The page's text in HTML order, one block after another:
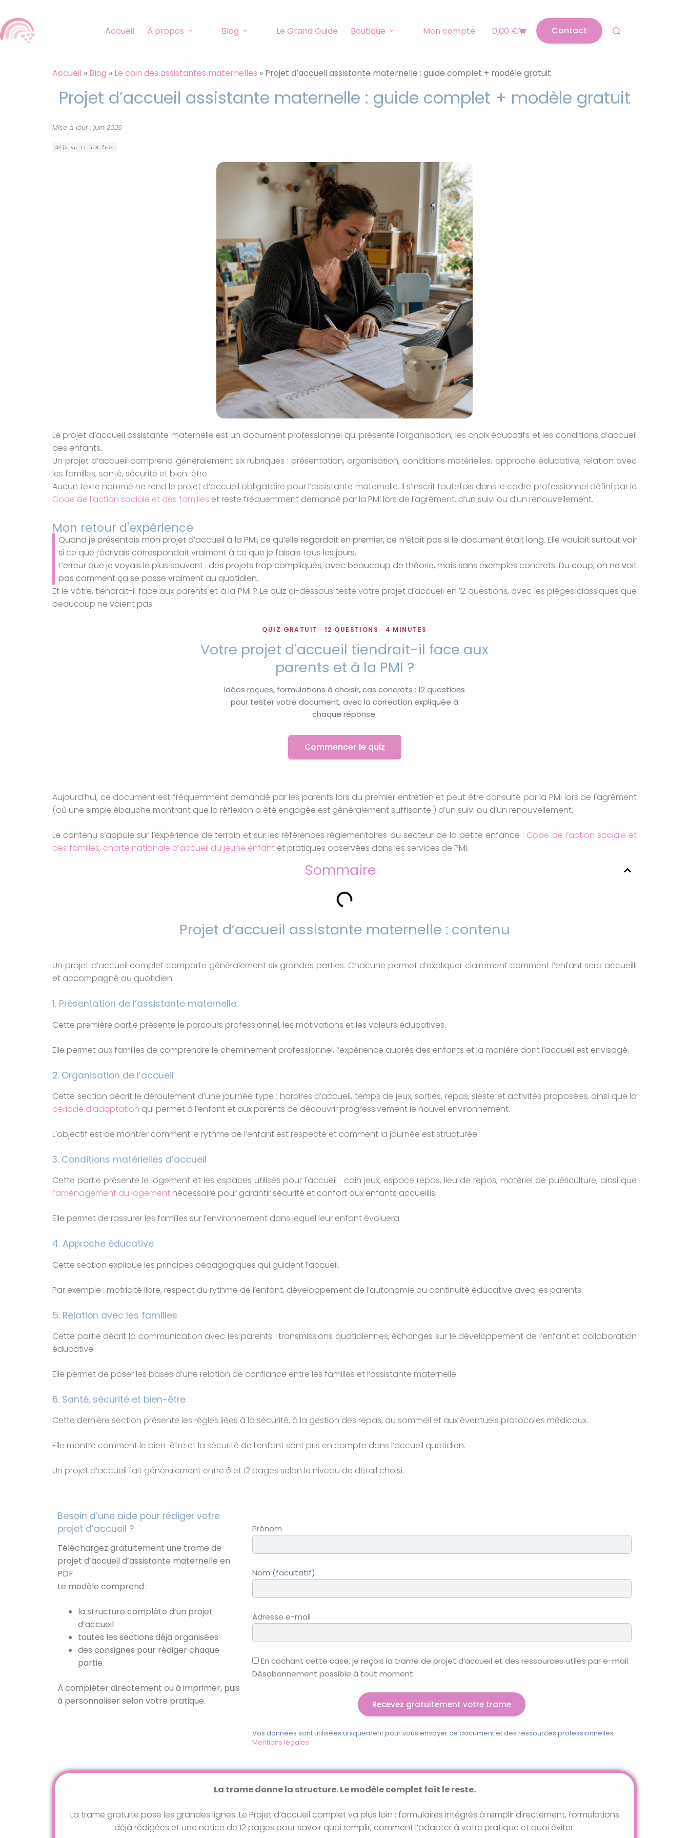
Accueil À propos Blog Le Grand Guide Boutique Mon compte 0,00 € Contact
Accueil » Blog » Le coin des assistantes maternelles » Projet d’accueil assistante maternelle : guide complet + modèle gratuit
Projet d’accueil assistante maternelle : guide complet + modèle gratuit
Mise à jour : juin 2026
Déjà vu 11 513 fois
Le projet d’accueil assistante maternelle est un document professionnel qui présente l’organisation, les choix éducatifs et les conditions d’accueil
des enfants.
Un projet d’accueil comprend généralement six rubriques : présentation, organisation, conditions matérielles, approche éducative, relation avec
les familles, santé, sécurité et bien-être.
Aucun texte nommé ne rend le projet d’accueil obligatoire pour l’assistante maternelle. Il s’inscrit toutefois dans le cadre professionnel défini par le
Code de l’action sociale et des familles et reste fréquemment demandé par la PMI lors de l’agrément, d’un suivi ou d’un renouvellement.
Mon retour d'expérience
Quand je présentais mon projet d’accueil à la PMI, ce qu’elle regardait en premier, ce n’était pas si le document était long. Elle voulait surtout voir
si ce que j’écrivais correspondait vraiment à ce que je faisais tous les jours.
L’erreur que je voyais le plus souvent : des projets trop compliqués, avec beaucoup de théorie, mais sans exemples concrets. Du coup, on ne voit
pas comment ça se passe vraiment au quotidien.
Et le vôtre, tiendrait-il face aux parents et à la PMI ? Le quiz ci-dessous teste votre projet d’accueil en 12 questions, avec les pièges classiques que
beaucoup ne voient pas.
QUIZ GRATUIT · 12 QUESTIONS · 4 MINUTES
Votre projet d'accueil tiendrait-il face aux
parents et à la PMI ?
Idées reçues, formulations à choisir, cas concrets : 12 questions
pour tester votre document, avec la correction expliquée à
chaque réponse.
Commencer le quiz
Aujourd’hui, ce document est fréquemment demandé par les parents lors du premier entretien et peut être consulté par la PMI lors de l’agrément
(où une simple ébauche montrant que la réflexion a été engagée est généralement suffisante ) d’un suivi ou d’un renouvellement.
Le contenu s’appuie sur l’expérience de terrain et sur les références réglementaires du secteur de la petite enfance : Code de l’action sociale et
des familles, charte nationale d’accueil du jeune enfant et pratiques observées dans les services de PMI.
Sommaire
Projet d’accueil assistante maternelle : contenu
Un projet d’accueil complet comporte généralement six grandes parties. Chacune permet d’expliquer clairement comment l’enfant sera accueilli
et accompagné au quotidien.
1. Présentation de l’assistante maternelle
Cette première partie présente le parcours professionnel, les motivations et les valeurs éducatives.
Elle permet aux familles de comprendre le cheminement professionnel, l’expérience auprès des enfants et la manière dont l’accueil est envisagé.
2. Organisation de l’accueil
Cette section décrit le déroulement d’une journée type : horaires d’accueil, temps de jeux, sorties, repas, sieste et activités proposées, ainsi que la
période d’adaptation qui permet à l’enfant et aux parents de découvrir progressivement le nouvel environnement.
L’objectif est de montrer comment le rythme de l’enfant est respecté et comment la journée est structurée.
3. Conditions matérielles d’accueil
Cette partie présente le logement et les espaces utilisés pour l’accueil : coin jeux, espace repas, lieu de repos, matériel de puériculture, ainsi que
l’aménagement du logement nécessaire pour garantir sécurité et confort aux enfants accueillis.
Elle permet de rassurer les familles sur l’environnement dans lequel leur enfant évoluera.
4. Approche éducative
Cette section explique les principes pédagogiques qui guident l’accueil.
Par exemple : motricité libre, respect du rythme de l’enfant, développement de l’autonomie ou continuité éducative avec les parents.
5. Relation avec les familles
Cette partie décrit la communication avec les parents : transmissions quotidiennes, échanges sur le développement de l’enfant et collaboration
éducative.
Elle permet de poser les bases d’une relation de confiance entre les familles et l’assistante maternelle.
6. Santé, sécurité et bien-être
Cette dernière section présente les règles liées à la sécurité, à la gestion des repas, au sommeil et aux éventuels protocoles médicaux.
Elle montre comment le bien-être et la sécurité de l’enfant sont pris en compte dans l’accueil quotidien.
Un projet d’accueil fait généralement entre 6 et 12 pages selon le niveau de détail choisi.
Besoin d’une aide pour rédiger votre
projet d’accueil ?
Téléchargez gratuitement une trame de
projet d’accueil d’assistante maternelle en
PDF.
Le modèle comprend :
la structure complète d’un projet
d’accueil
toutes les sections déjà organisées
des consignes pour rédiger chaque
partie
À compléter directement ou à imprimer, puis
à personnaliser selon votre pratique.
Prénom
Nom (facultatif)
Adresse e-mail
En cochant cette case, je reçois la trame de projet d’accueil et des ressources utiles par e-mail.
Désabonnement possible à tout moment.
Recevez gratuitement votre trame
Vos données sont utilisées uniquement pour vous envoyer ce document et des ressources professionnelles.
Mentions légales
La trame donne la structure. Le modèle complet fait le reste.
La trame gratuite pose les grandes lignes. Le Projet d’accueil complet va plus loin : formulaires intégrés à remplir directement, formulations
déjà rédigées et une notice de 12 pages pour savoir quoi remplir, comment l’adapter à votre pratique et quoi éviter.